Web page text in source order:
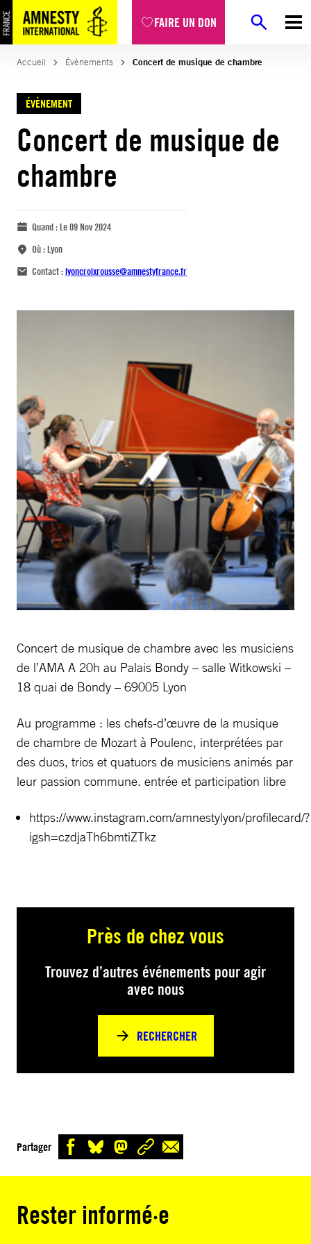
FAIRE UN DON
Accueil Évènements Concert de musique de chambre
ÉVÈNEMENT
Concert de musique de
chambre
Quand :Le 09 Nov 2024
Où :Lyon
Contact :lyoncroixrousse@amnestyfrance.fr
Concert de musique de chambre avec les musiciens
de l’AMA A 20h au Palais Bondy – salle Witkowski –
18 quai de Bondy – 69005 Lyon
Au programme : les chefs-d’œuvre de la musique
de chambre de Mozart à Poulenc, interprétées par
des duos, trios et quatuors de musiciens animés par
leur passion commune. entrée et participation libre
https://www.instagram.com/amnestylyon/profilecard/?
igsh=czdjaTh6bmtiZTkz
Près de chez vous
Trouvez d’autres événements pour agir
avec nous
RECHERCHER
Partager
Rester informé·e